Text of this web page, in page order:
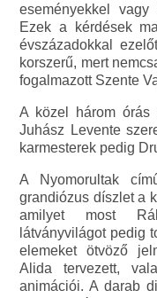
eseményekkel
Ezek a kérdések
évszázadokkal
korszerű, mert
fogalmazott Szente
A közel három órás
Juhász Levente
karmesterek pedig
A Nyomorultak
grandiózus díszlet a
amilyet most
látványvilágot pedig
elemeket ötvöző
Alida tervezett,
animációi. A darab